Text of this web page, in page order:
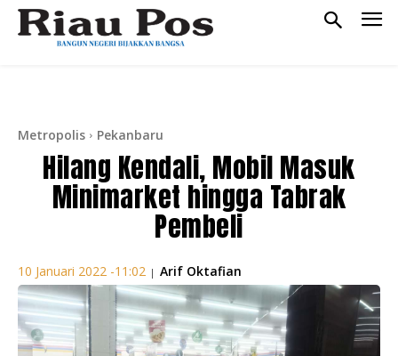
Metropolis Pekanbaru
Hilang Kendali, Mobil Masuk
Minimarket hingga Tabrak
Pembeli
10 Januari 2022 -11:02 | Arif Oktafian